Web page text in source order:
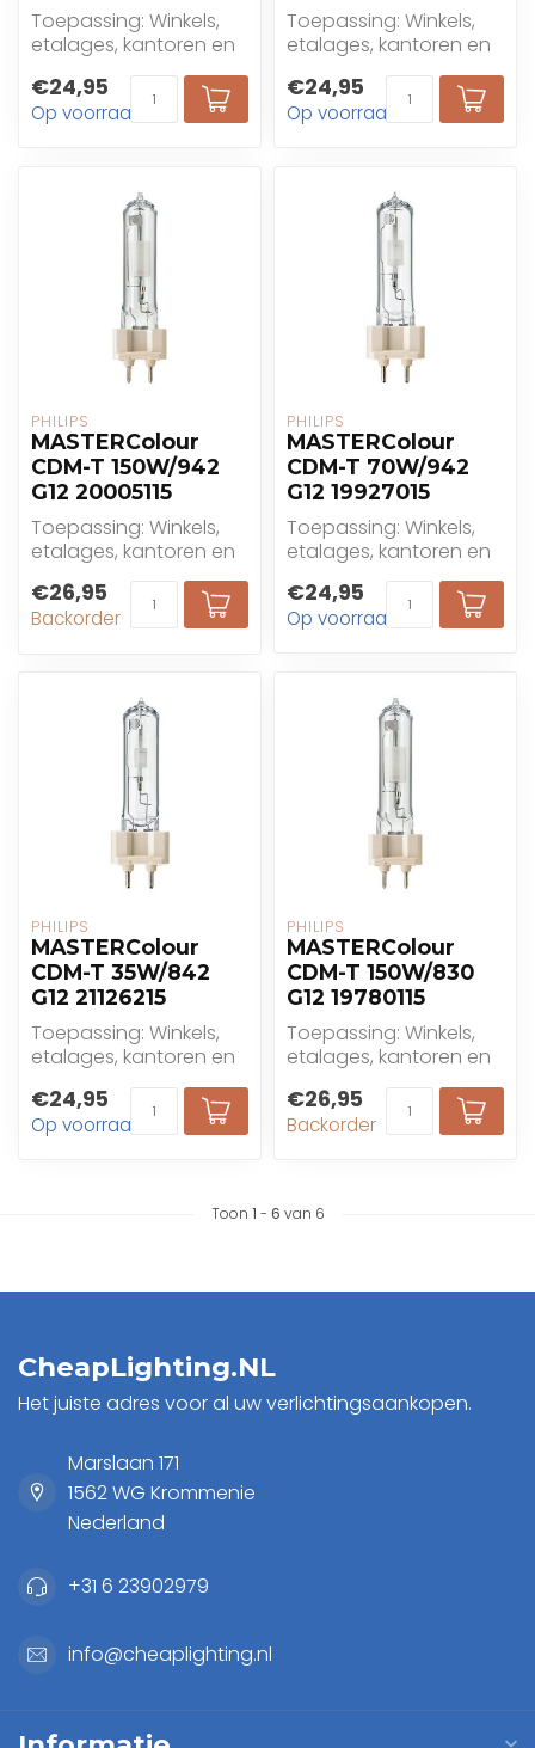
Toepassing: Winkels,
etalages, kantoren en
openbare gebouwen,
decoratieve buiten...
€24,95
Op voorraad
Toepassing: Winkels,
etalages, kantoren en
openbare gebouwen,
decoratieve buiten...
€24,95
Op voorraad
PHILIPS
MASTERColour
CDM-T 150W/942
G12 20005115
Toepassing: Winkels,
etalages, kantoren en
openbare gebouwen,
decoratieve buiten...
€26,95
Backorder
PHILIPS
MASTERColour
CDM-T 70W/942
G12 19927015
Toepassing: Winkels,
etalages, kantoren en
openbare gebouwen,
decoratieve buiten...
€24,95
Op voorraad
PHILIPS
MASTERColour
CDM-T 35W/842
G12 21126215
Toepassing: Winkels,
etalages, kantoren en
openbare gebouwen,
decoratieve buiten...
€24,95
Op voorraad
PHILIPS
MASTERColour
CDM-T 150W/830
G12 19780115
Toepassing: Winkels,
etalages, kantoren en
openbare gebouwen,
decoratieve buiten...
€26,95
Backorder
Toon 1 - 6 van 6
CheapLighting.NL
Het juiste adres voor al uw verlichtingsaankopen.
Marslaan 171
1562 WG Krommenie
Nederland
+31 6 23902979
info@cheaplighting.nl